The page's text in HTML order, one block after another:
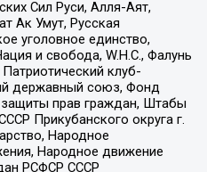
Сил Руси, Алля-Аят,
Ак Умут, Русская
уголовное единство,
и свобода, W.H.С., Фалунь
клуб-
державный союз, Фонд
прав граждан, Штабы
Прикубанского округа г.
Народное
Народное движение
РСФСР СССР